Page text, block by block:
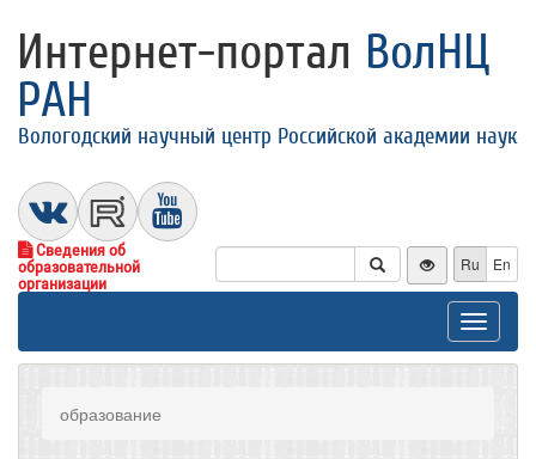
Интернет-портал ВолНЦ
РАН
Вологодский научный центр Российской академии наук
Сведения об
образовательной
организации
Ru En
Toggle
образование